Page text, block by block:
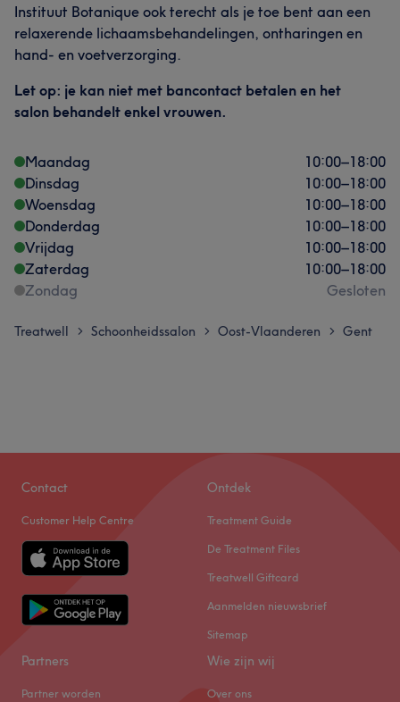
Instituut Botanique ook terecht als je toe bent aan een
relaxerende lichaamsbehandelingen, ontharingen en
hand- en voetverzorging.
Let op: je kan niet met bancontact betalen en het
salon behandelt enkel vrouwen.
Maandag 10:00–18:00
Dinsdag
10:00–18:00
Woensdag
10:00–18:00
Donderdag
10:00–18:00
Vrijdag
10:00–18:00
Zaterdag
10:00–18:00
Zondag
Gesloten
Treatwell > Schoonheidssalon > Oost-Vlaanderen > Gent
Contact
Customer Help Centre
Ontdek
Treatment Guide
De Treatment Files
Treatwell Giftcard
Aanmelden nieuwsbrief
Sitemap
Partners
Partner worden
Wie zijn wij
Over ons